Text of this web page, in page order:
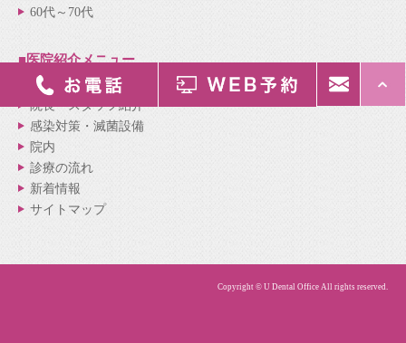
60代～70代
■医院紹介メニュー
医院紹介
院長・スタッフ紹介
感染対策・滅菌設備
院内
診療の流れ
新着情報
サイトマップ
Copyright © U Dental Office All rights reserved.